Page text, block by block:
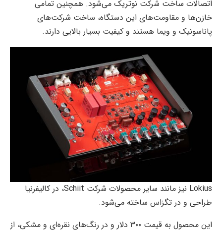
اتصالات ساخت شرکت نوتریک می‌شود. همچنین تمامی
خازن‌ها و مقاومت‌های این دستگاه، ساخت شرکت‌های
پاناسونیک و ویما هستند و کیفیت بسیار بالایی دارند.
Lokius نیز مانند سایر محصولات شرکت Schiit، در کالیفرنیا
طراحی و در تگزاس ساخته می‌شود.
این محصول به قیمت ۳۰۰ دلار و در رنگ‌های نقره‌ای و مشکی، از